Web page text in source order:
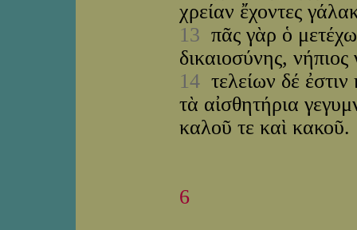
χρείαν ἔχοντες
13 πᾶς γὰρ ὁ
δικαιοσύνης, νήπιος
14 τελείων δέ
τὰ αἰσθητήρια
καλοῦ τε καὶ κακοῦ.
6